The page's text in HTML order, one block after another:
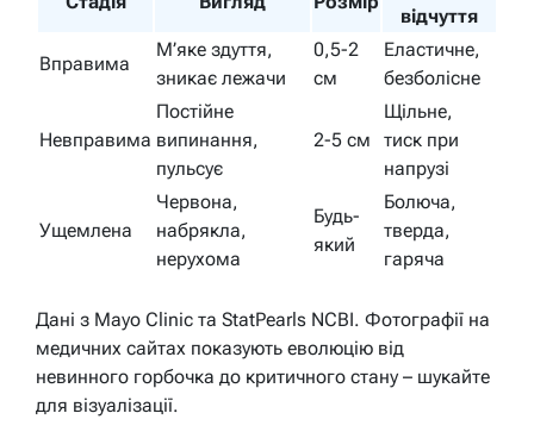
відчуття
Вправима
М’яке здуття,
зникає лежачи
0,5-2
см
Еластичне,
безболісне
Невправима
Постійне
випинання,
пульсує
2-5 см
Щільне,
тиск при
напрузі
Ущемлена
Червона,
набрякла,
нерухома
Будь-
який
Болюча,
тверда,
гаряча
Дані з Mayo Clinic та StatPearls NCBI. Фотографії на
медичних сайтах показують еволюцію від
невинного горбочка до критичного стану – шукайте
для візуалізації.